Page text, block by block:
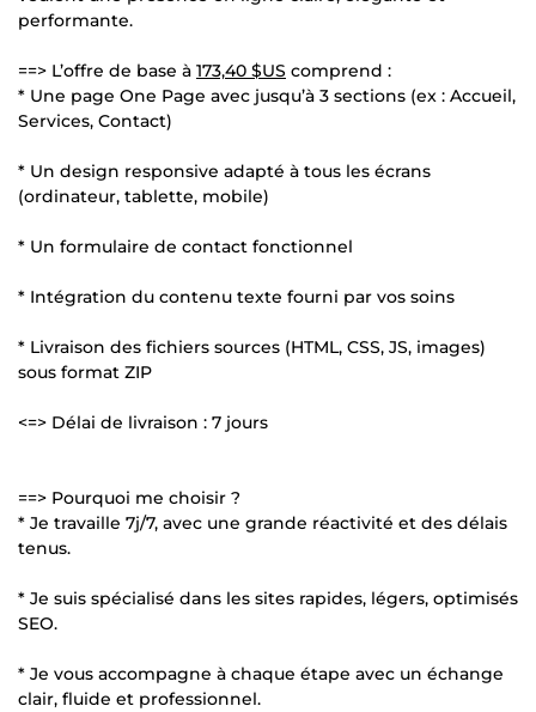
performante.
==> L’offre de base à 173,40 $US comprend :
* Une page One Page avec jusqu’à 3 sections (ex : Accueil,
Services, Contact)
* Un design responsive adapté à tous les écrans
(ordinateur, tablette, mobile)
* Un formulaire de contact fonctionnel
* Intégration du contenu texte fourni par vos soins
* Livraison des fichiers sources (HTML, CSS, JS, images)
sous format ZIP
<=> Délai de livraison : 7 jours
==> Pourquoi me choisir ?
* Je travaille 7j/7, avec une grande réactivité et des délais
tenus.
* Je suis spécialisé dans les sites rapides, légers, optimisés
SEO.
* Je vous accompagne à chaque étape avec un échange
clair, fluide et professionnel.